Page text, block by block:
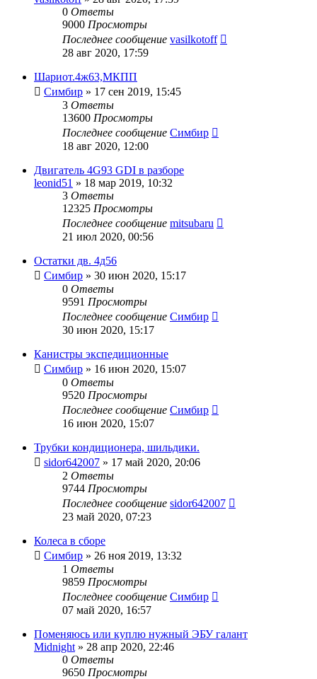
0 Ответы
9000 Просмотры
Последнее сообщение vasilkotoff
28 авг 2020, 17:59
Шариот.4ж63,МКПП
Симбир » 17 сен 2019, 15:45
3 Ответы
13600 Просмотры
Последнее сообщение Симбир
18 авг 2020, 12:00
Двигатель 4G93 GDI в разборе
leonid51 » 18 мар 2019, 10:32
3 Ответы
12325 Просмотры
Последнее сообщение mitsubaru
21 июл 2020, 00:56
Остатки дв. 4д56
Симбир » 30 июн 2020, 15:17
0 Ответы
9591 Просмотры
Последнее сообщение Симбир
30 июн 2020, 15:17
Канистры экспедиционные
Симбир » 16 июн 2020, 15:07
0 Ответы
9520 Просмотры
Последнее сообщение Симбир
16 июн 2020, 15:07
Трубки кондиционера, шильдики.
sidor642007 » 17 май 2020, 20:06
2 Ответы
9744 Просмотры
Последнее сообщение sidor642007
23 май 2020, 07:23
Колеса в сборе
Симбир » 26 ноя 2019, 13:32
1 Ответы
9859 Просмотры
Последнее сообщение Симбир
07 май 2020, 16:57
Поменяюсь или куплю нужный ЭБУ галант
Midnight » 28 апр 2020, 22:46
0 Ответы
9650 Просмотры